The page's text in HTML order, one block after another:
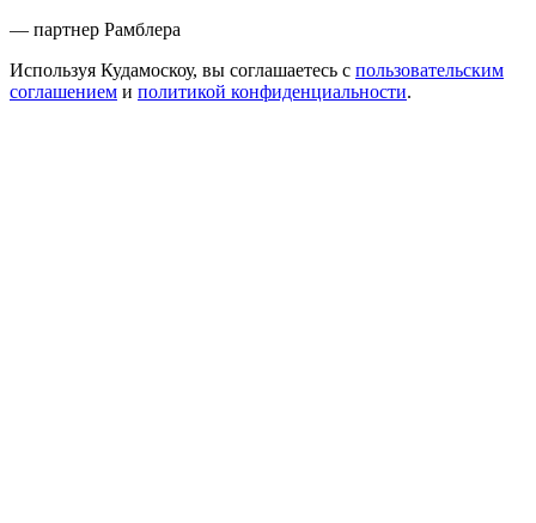
— партнер Рамблера
Используя Кудамоскоу, вы соглашаетесь с пользовательским
соглашением и политикой конфиденциальности.